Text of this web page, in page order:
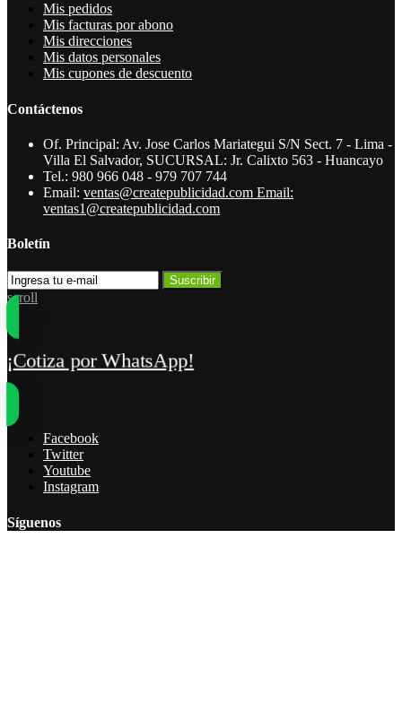
Mis pedidos
Mis facturas por abono
Mis direcciones
Mis datos personales
Mis cupones de descuento
Contáctenos
Of. Principal: Av. Jose Carlos Mariategui S/N Sect. 7 - Lima -
Villa El Salvador, SUCURSAL: Jr. Calixto 563 - Huancayo
Tel.: 980 966 048 - 979 707 744
Email: ventas@createpublicidad.com Email:
ventas1@createpublicidad.com
Boletín
Suscribir
scroll
por WhatsApp!
Facebook
Twitter
Youtube
Instagram
Síguenos